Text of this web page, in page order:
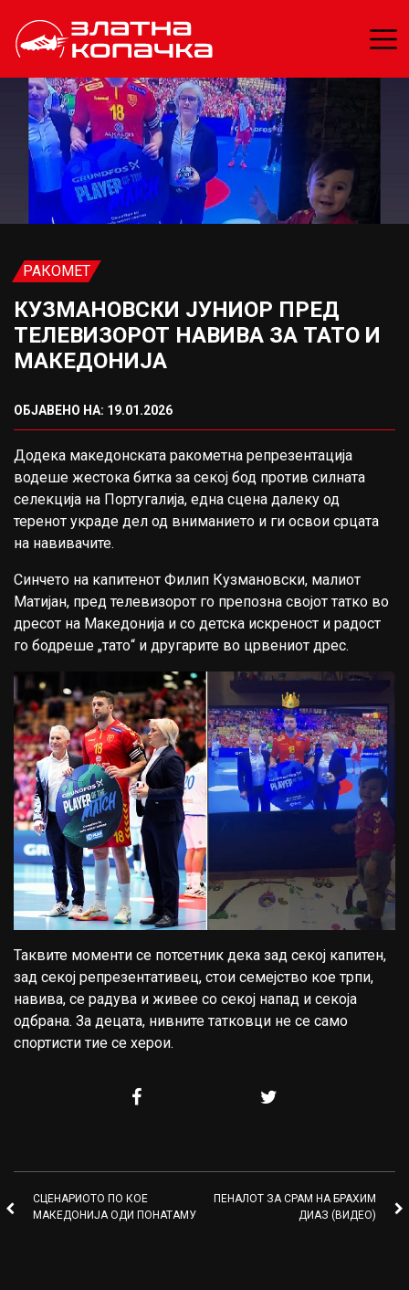
РАКОМЕТ
КУЗМАНОВСКИ ЈУНИОР ПРЕД
ТЕЛЕВИЗОРОТ НАВИВА ЗА ТАТО И
МАКЕДОНИЈА
ОБЈАВЕНО НА: 19.01.2026
Додека македонската ракометна репрезентација
водеше жестока битка за секој бод против силната
селекција на Португалија, една сцена далеку од
теренот украде дел од вниманието и ги освои срцата
на навивачите.
Синчето на капитенот Филип Кузмановски, малиот
Матијан, пред телевизорот го препозна својот татко во
дресот на Македонија и со детска искреност и радост
го бодреше „тато“ и другарите во црвениот дрес.
Таквите моменти се потсетник дека зад секој капитен,
зад секој репрезентативец, стои семејство кое трпи,
навива, се радува и живее со секој напад и секоја
одбрана. За децата, нивните татковци не се само
спортисти тие се херои.
СЦЕНАРИОТО ПО КОЕ
МАКЕДОНИЈА ОДИ ПОНАТАМУ
ПЕНАЛОТ ЗА СРАМ НА БРАХИМ
ДИАЗ (ВИДЕО)